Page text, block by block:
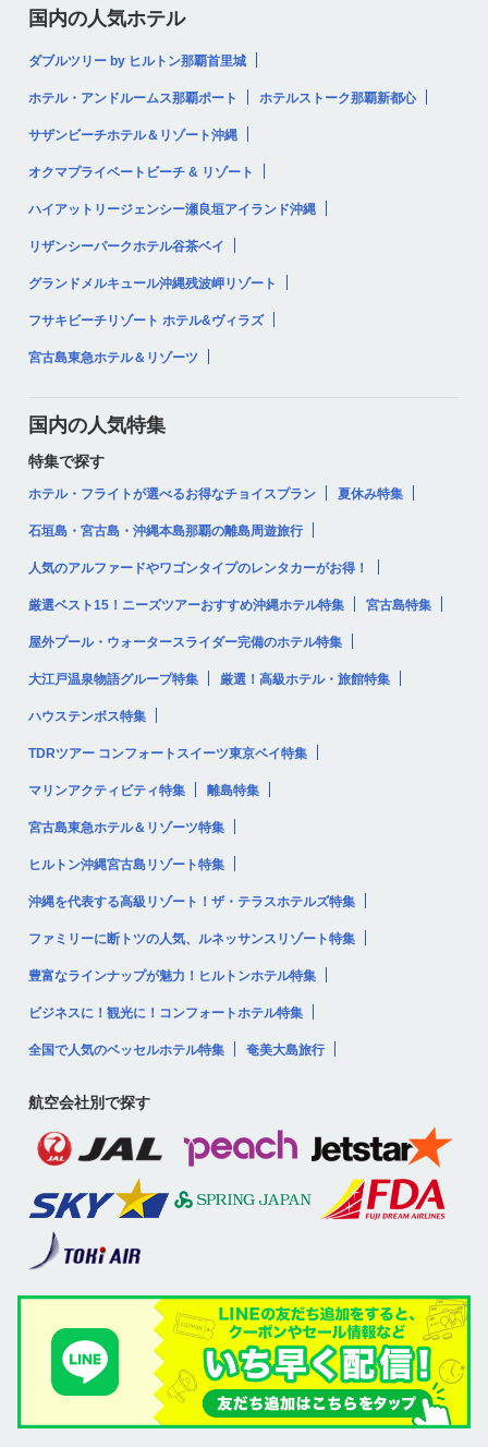
国内の人気ホテル
ダブルツリー by ヒルトン那覇首里城
ホテル・アンドルームス那覇ポート ホテルストーク那覇新都心
サザンビーチホテル＆リゾート沖縄
オクマプライベートビーチ & リゾート
ハイアットリージェンシー瀬良垣アイランド沖縄
リザンシーパークホテル谷茶ベイ
グランドメルキュール沖縄残波岬リゾート
フサキビーチリゾート ホテル&ヴィラズ
宮古島東急ホテル＆リゾーツ
国内の人気特集
特集で探す
ホテル・フライトが選べるお得なチョイスプラン 夏休み特集
石垣島・宮古島・沖縄本島那覇の離島周遊旅行
人気のアルファードやワゴンタイプのレンタカーがお得！
厳選ベスト15！ニーズツアーおすすめ沖縄ホテル特集 宮古島特集
屋外プール・ウォータースライダー完備のホテル特集
大江戸温泉物語グループ特集 厳選！高級ホテル・旅館特集
ハウステンボス特集
TDRツアー コンフォートスイーツ東京ベイ特集
マリンアクティビティ特集 離島特集
宮古島東急ホテル＆リゾーツ特集
ヒルトン沖縄宮古島リゾート特集
沖縄を代表する高級リゾート！ザ・テラスホテルズ特集
ファミリーに断トツの人気、ルネッサンスリゾート特集
豊富なラインナップが魅力！ヒルトンホテル特集
ビジネスに！観光に！コンフォートホテル特集
全国で人気のベッセルホテル特集 奄美大島旅行
航空会社別で探す